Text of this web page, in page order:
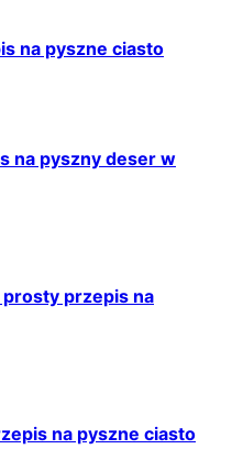
na pyszne ciasto
na pyszny deser w
przepis na
na pyszne ciasto